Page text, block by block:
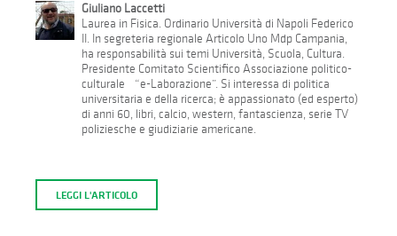
Giuliano Laccetti
Laurea in Fisica. Ordinario Università di Napoli Federico
II. In segreteria regionale Articolo Uno Mdp Campania,
ha responsabilità sui temi Università, Scuola, Cultura.
Presidente Comitato Scientifico Associazione politico-
culturale “e-Laborazione”. Si interessa di politica
universitaria e della ricerca; è appassionato (ed esperto)
di anni 60, libri, calcio, western, fantascienza, serie TV
poliziesche e giudiziarie americane.
LEGGI L'ARTICOLO